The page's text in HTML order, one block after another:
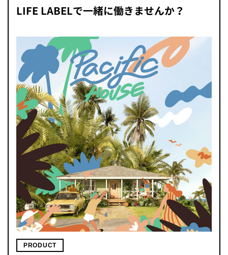
LIFE LABELで一緒に働きませんか？
PRODUCT